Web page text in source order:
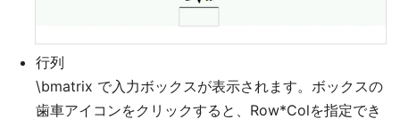
行列
\bmatrix で入力ボックスが表示されます。ボックスの
歯車アイコンをクリックすると、Row*Colを指定でき